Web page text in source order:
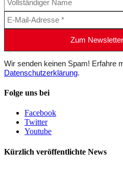
Wir senden keinen Spam! Erfahre
Datenschutzerklärung.
Folge uns bei
Facebook
Twitter
Youtube
Kürzlich veröffentlichte News